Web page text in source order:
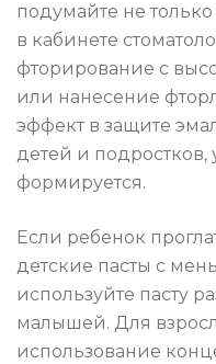
подумайте не
в кабинете
фторирование с
или нанесение
эффект в защите
детей и подростков,
формируется.
Если ребенок
детские пасты с
используйте пасту
малышей. Для
использование